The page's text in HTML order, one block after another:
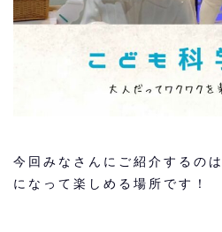
今回みなさんにご紹介するの
になって楽しめる場所です！